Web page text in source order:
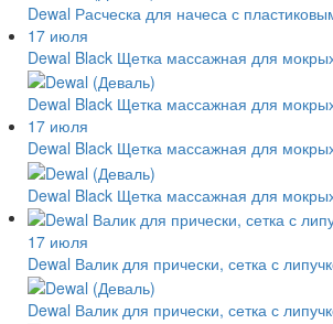
Dewal Расческа для начеса с
17 июля
Dewal Black Щетка массажная для
Dewal Black Щетка массажная для
17 июля
Dewal Black Щетка массажная для
Dewal Black Щетка массажная для
17 июля
Dewal Валик для прически, сетка с
Dewal Валик для прически, сетка с